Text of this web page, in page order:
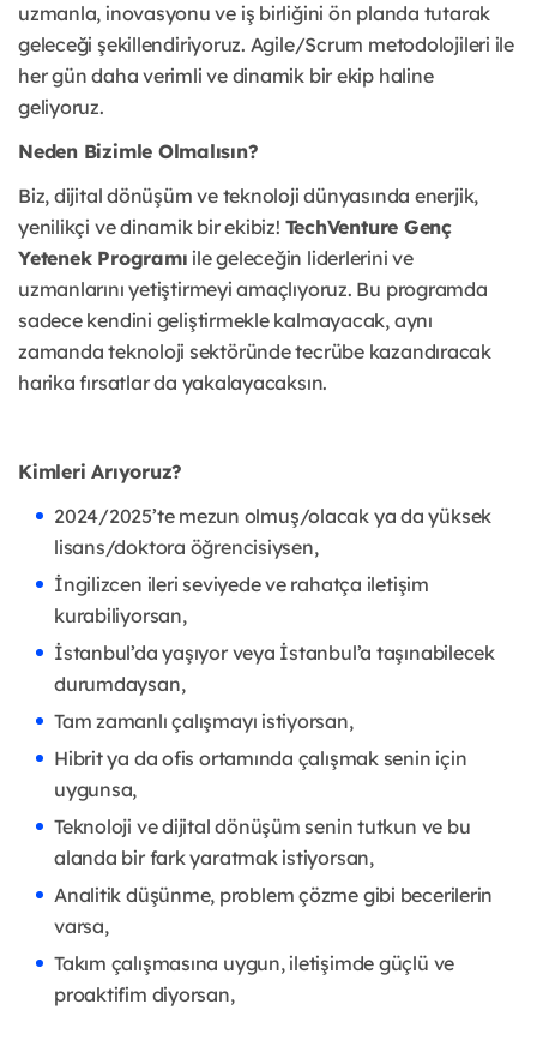
uzmanla, inovasyonu ve iş birliğini ön planda tutarak
geleceği şekillendiriyoruz. Agile/Scrum metodolojileri ile
her gün daha verimli ve dinamik bir ekip haline
geliyoruz.
Neden Bizimle Olmalısın?
Biz, dijital dönüşüm ve teknoloji dünyasında enerjik,
yenilikçi ve dinamik bir ekibiz! TechVenture Genç
Yetenek Programı ile geleceğin liderlerini ve
uzmanlarını yetiştirmeyi amaçlıyoruz. Bu programda
sadece kendini geliştirmekle kalmayacak, aynı
zamanda teknoloji sektöründe tecrübe kazandıracak
harika fırsatlar da yakalayacaksın.
Kimleri Arıyoruz?
2024/2025’te mezun olmuş/olacak ya da yüksek
lisans/doktora öğrencisiysen,
İngilizcen ileri seviyede ve rahatça iletişim
kurabiliyorsan,
İstanbul’da yaşıyor veya İstanbul’a taşınabilecek
durumdaysan,
Tam zamanlı çalışmayı istiyorsan,
Hibrit ya da ofis ortamında çalışmak senin için
uygunsa,
Teknoloji ve dijital dönüşüm senin tutkun ve bu
alanda bir fark yaratmak istiyorsan,
Analitik düşünme, problem çözme gibi becerilerin
varsa,
Takım çalışmasına uygun, iletişimde güçlü ve
proaktifim diyorsan,